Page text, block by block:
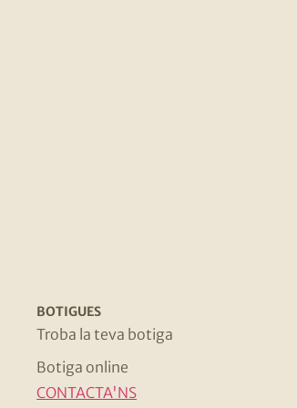
BOTIGUES
Troba la teva botiga
Botiga online
CONTACTA'NS